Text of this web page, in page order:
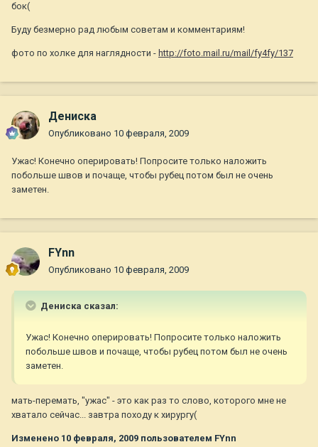
бок(
Буду безмерно рад любым советам и комментариям!
фото по холке для наглядности - http://foto.mail.ru/mail/fy4fy/137
Дениска
Опубликовано 10 февраля, 2009
Ужас! Конечно оперировать! Попросите только наложить
побольше швов и почаще, чтобы рубец потом был не очень
заметен.
FYnn
Опубликовано 10 февраля, 2009
Дениска сказал:
Ужас! Конечно оперировать! Попросите только наложить
побольше швов и почаще, чтобы рубец потом был не очень
заметен.
мать-перемать, "ужас" - это как раз то слово, которого мне не
хватало сейчас... завтра походу к хирургу(
Изменено 10 февраля, 2009 пользователем FYnn